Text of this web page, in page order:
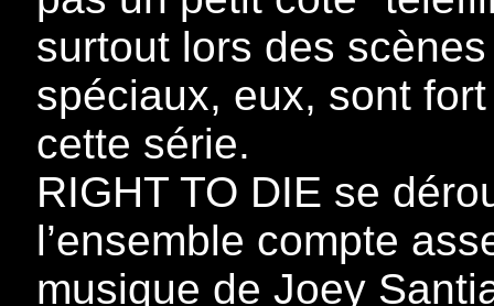
surtout lors des
spéciaux, eux, sont
cette série.
RIGHT TO DIE se
l’ensemble compte
musique de Joey